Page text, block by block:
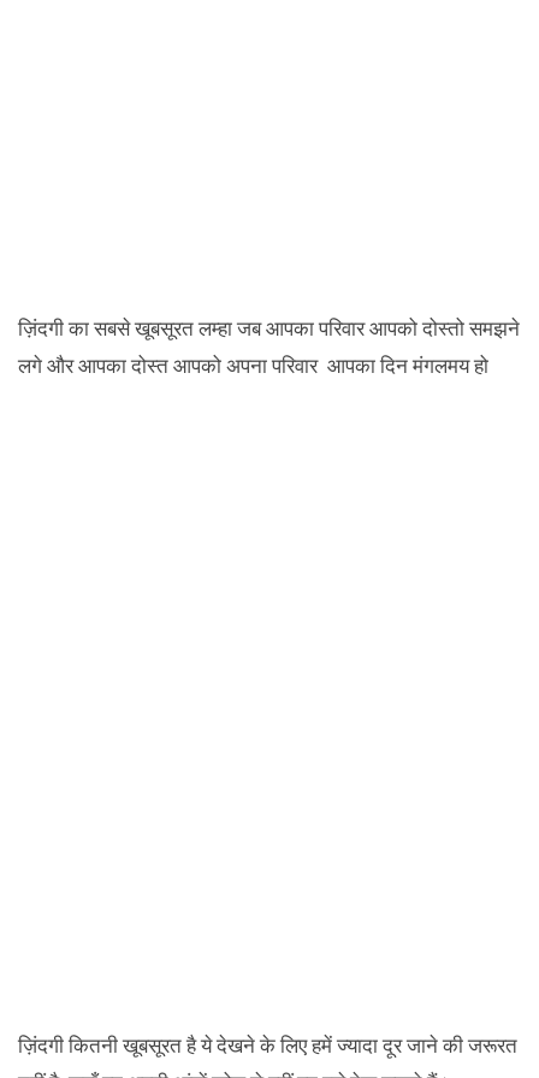
ज़िंदगी का सबसे खूबसूरत लम्हा जब आपका परिवार आपको दोस्तो समझने
लगे और आपका दोस्त आपको अपना परिवार आपका दिन मंगलमय हो
ज़िंदगी कितनी खूबसूरत है ये देखने के लिए हमें ज्यादा दूर जाने की जरूरत